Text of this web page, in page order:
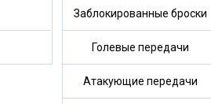
Заблокированные броски
Голевые передачи
Атакующие передачи